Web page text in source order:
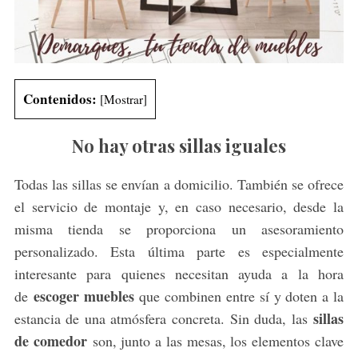
Contenidos: [Mostrar]
No hay otras sillas iguales
Todas las sillas se envían a domicilio. También se ofrece
el servicio de montaje y, en caso necesario, desde la
misma tienda se proporciona un asesoramiento
personalizado. Esta última parte es especialmente
interesante para quienes necesitan ayuda a la hora
de escoger mueblesque combinen entre sí y doten a la
estancia de una atmósfera concreta. Sin duda, lassillas
de comedor son, junto a las mesas, los elementos clave